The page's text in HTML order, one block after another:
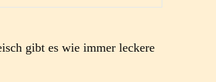
gibt es wie immer leckere